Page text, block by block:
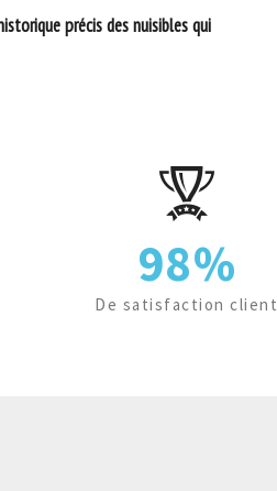
précis des nuisibles qui
98%
De satisfaction client